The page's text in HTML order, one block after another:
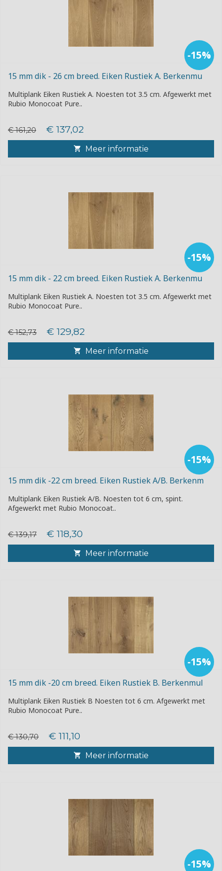
-15%
15 mm dik - 26 cm breed. Eiken Rustiek A. Berkenmu
Multiplank Eiken Rustiek A. Noesten tot 3.5 cm. Afgewerkt met
Rubio Monocoat Pure..
€ 161,20 € 137,02
Meer informatie
-15%
15 mm dik - 22 cm breed. Eiken Rustiek A. Berkenmu
Multiplank Eiken Rustiek A. Noesten tot 3.5 cm. Afgewerkt met
Rubio Monocoat Pure..
€ 152,73 € 129,82
Meer informatie
-15%
15 mm dik -22 cm breed. Eiken Rustiek A/B. Berkenm
Multiplank Eiken Rustiek A/B. Noesten tot 6 cm, spint.
Afgewerkt met Rubio Monocoat..
€ 139,17 € 118,30
Meer informatie
-15%
15 mm dik -20 cm breed. Eiken Rustiek B. Berkenmul
Multiplank Eiken Rustiek B Noesten tot 6 cm. Afgewerkt met
Rubio Monocoat Pure..
€ 130,70 € 111,10
Meer informatie
-15%